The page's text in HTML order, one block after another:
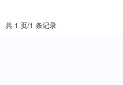
共 1 页/1 条记录